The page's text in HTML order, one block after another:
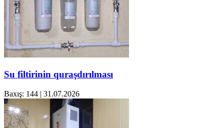
Su filtirinin quraşdırılması
Baxış: 144 | 31.07.2026